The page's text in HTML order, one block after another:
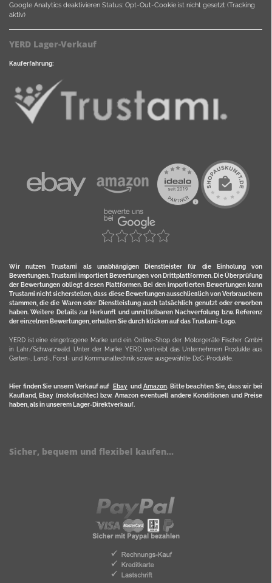
Google Analytics deaktivieren Status: Opt-Out-Cookie ist nicht gesetzt (Tracking
aktiv)
YERD Lager-Verkauf
Kauferfahrung:
Wir nutzen Trustami als unabhängigen Dienstleister für die Einholung von
Bewertungen. Trustami importiert Bewertungen von Drittplattformen. Die Überprüfung
der Bewertungen obliegt diesen Plattformen. Bei den importierten Bewertungen kann
Trustami nicht sicherstellen, dass diese Bewertungen ausschließlich von Verbrauchern
stammen, die die Waren oder Dienstleistung auch tatsächlich genutzt oder erworben
haben. Weitere Details zur Herkunft und unmittelbaren Nachverfolung bzw. Referenz
der einzelnen Bewertungen, erhalten Sie durch klicken auf das Trustami-Logo.
YERD ist eine eingetragene Marke und ein Online-Shop der Motorgeräte Fischer GmbH
in Lahr/Schwarzwald. Unter der Marke YERD vertreibt das Unternehmen Produkte aus
Garten-, Land-, Forst- und Kommunaltechnik sowie ausgewählte D2C-Produkte.
Hier finden Sie unsern Verkauf auf Ebayund Amazon. Bitte beachten Sie, dass wir bei
Kaufland, Ebay (motofischtec) bzw. Amazon eventuell andere Konditionen und Preise
haben, als in unserem Lager-Direktverkauf.
Sicher, bequem und flexibel kaufen...